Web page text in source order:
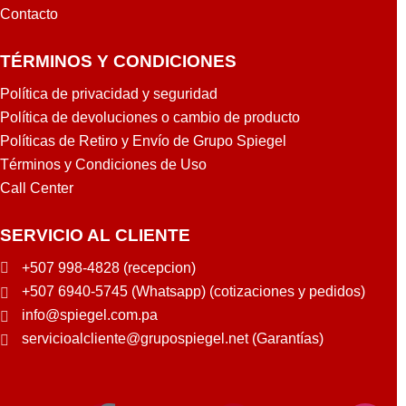
Contacto
TÉRMINOS Y CONDICIONES
Política de privacidad y seguridad
Política de devoluciones o cambio de producto
Políticas de Retiro y Envío de Grupo Spiegel
Términos y Condiciones de Uso
Call Center
SERVICIO AL CLIENTE
+507 998-4828 (recepcion)
+507 6940-5745 (Whatsapp) (cotizaciones y pedidos)
info@spiegel.com.pa
servicioalcliente@grupospiegel.net (Garantías)